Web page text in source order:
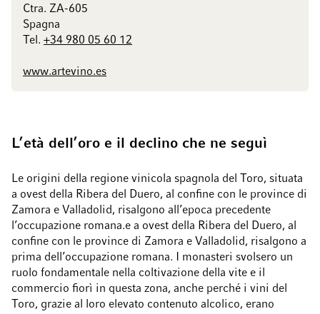
Ctra. ZA-605
Spagna
Tel. +34 980 05 60 12
www.artevino.es
L’età dell’oro e il declino che ne seguì
Le origini della regione vinicola spagnola del Toro, situata
a ovest della Ribera del Duero, al confine con le province di
Zamora e Valladolid, risalgono all’epoca precedente
l’occupazione romana.e a ovest della Ribera del Duero, al
confine con le province di Zamora e Valladolid, risalgono a
prima dell’occupazione romana. I monasteri svolsero un
ruolo fondamentale nella coltivazione della vite e il
commercio fiorì in questa zona, anche perché i vini del
Toro, grazie al loro elevato contenuto alcolico, erano